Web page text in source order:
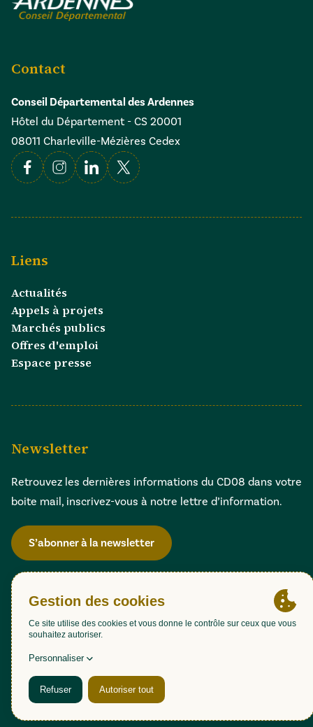
Contact
Conseil Départemental des Ardennes
Hôtel du Département - CS 20001
08011 Charleville-Mézières Cedex
FacebookInstagramLinkedin
X
Liens
Actualités
Appels à projets
Marchés publics
Offres d'emploi
Espace presse
Newsletter
Retrouvez les dernières informations du CD08 dans votre
boite mail, inscrivez-vous à notre lettre d’information.
S’abonner à la newsletter
Gestion des cookies
Accessibilité : partiellement conforme (98,51%)
Mentions légales
Politique de confidentialité
Plan du site
Une création